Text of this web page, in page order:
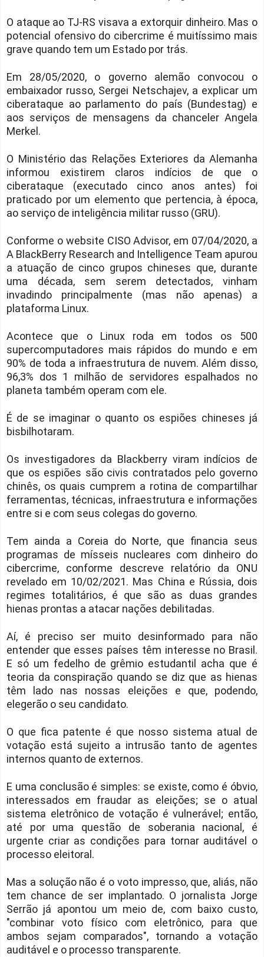
O ataque ao TJ-RS visava a extorquir dinheiro. Mas o
potencial ofensivo do cibercrime é muitíssimo mais
grave quando tem um Estado por trás.
Em 28/05/2020, o governo alemão convocou o
embaixador russo, Sergei Netschajev, a explicar um
ciberataque ao parlamento do país (Bundestag) e
aos serviços de mensagens da chanceler Angela
Merkel.
O Ministério das Relações Exteriores da Alemanha
informou existirem claros indícios de que o
ciberataque (executado cinco anos antes) foi
praticado por um elemento que pertencia, à época,
ao serviço de inteligência militar russo (GRU).
Conforme o website CISO Advisor, em 07/04/2020, a
A BlackBerry Research and Intelligence Team apurou
a atuação de cinco grupos chineses que, durante
uma década, sem serem detectados, vinham
invadindo principalmente (mas não apenas) a
plataforma Linux.
Acontece que o Linux roda em todos os 500
supercomputadores mais rápidos do mundo e em
90% de toda a infraestrutura de nuvem. Além disso,
96,3% dos 1 milhão de servidores espalhados no
planeta também operam com ele.
É de se imaginar o quanto os espiões chineses já
bisbilhotaram.
Os investigadores da Blackberry viram indícios de
que os espiões são civis contratados pelo governo
chinês, os quais cumprem a rotina de compartilhar
ferramentas, técnicas, infraestrutura e informações
entre si e com seus colegas do governo.
Tem ainda a Coreia do Norte, que financia seus
programas de mísseis nucleares com dinheiro do
cibercrime, conforme descreve relatório da ONU
revelado em 10/02/2021. Mas China e Rússia, dois
regimes totalitários, é que são as duas grandes
hienas prontas a atacar nações debilitadas.
Aí, é preciso ser muito desinformado para não
entender que esses países têm interesse no Brasil.
E só um fedelho de grêmio estudantil acha que é
teoria da conspiração quando se diz que as hienas
têm lado nas nossas eleições e que, podendo,
elegerão o seu candidato.
O que fica patente é que nosso sistema atual de
votação está sujeito a intrusão tanto de agentes
internos quanto de externos.
E uma conclusão é simples: se existe, como é óbvio,
interessados em fraudar as eleições; se o atual
sistema eletrônico de votação é vulnerável; então,
até por uma questão de soberania nacional, é
urgente criar as condições para tornar auditável o
processo eleitoral.
Mas a solução não é o voto impresso, que, aliás, não
tem chance de ser implantado. O jornalista Jorge
Serrão já apontou um meio de, com baixo custo,
"combinar voto físico com eletrônico, para que
ambos sejam comparados", tornando a votação
auditável e o processo transparente.